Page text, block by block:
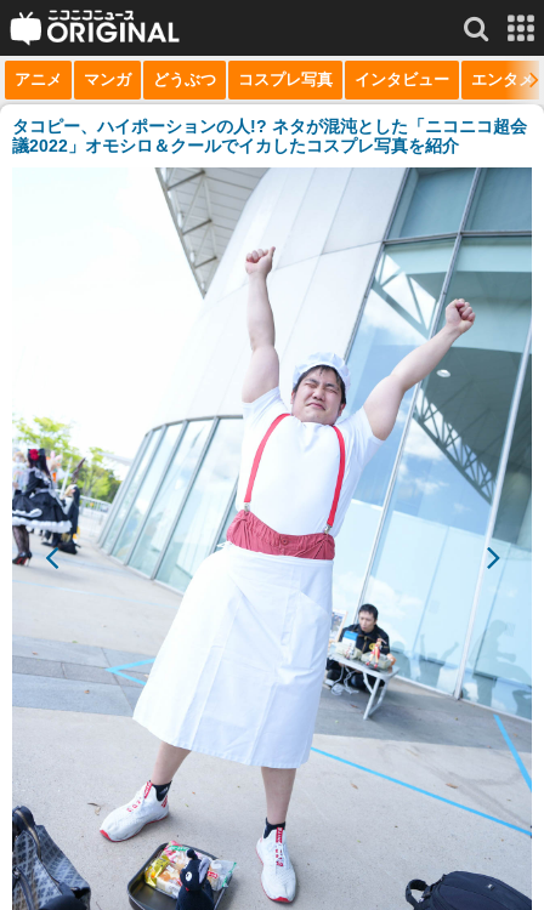
サービス一覧 もっと見る
niconico
ニコニコQ
アニメ マンガ どうぶつ コスプレ写真 インタビュー エンタメ
タコピー、ハイポーションの人!? ネタが混沌とした「ニコニコ超会
議2022」オモシロ＆クールでイカしたコスプレ写真を紹介